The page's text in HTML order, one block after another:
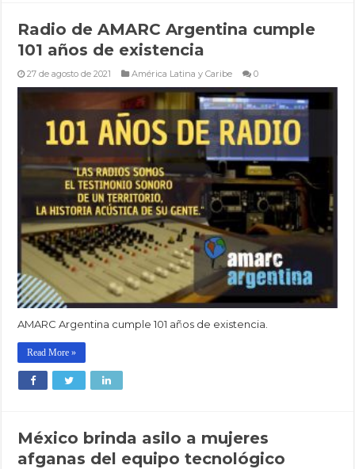
Radio de AMARC Argentina cumple
101 años de existencia
27 de agosto de 2021 América Latina y Caribe 0
AMARC Argentina cumple 101 años de existencia.
Read More »
México brinda asilo a mujeres
afganas del equipo tecnológico